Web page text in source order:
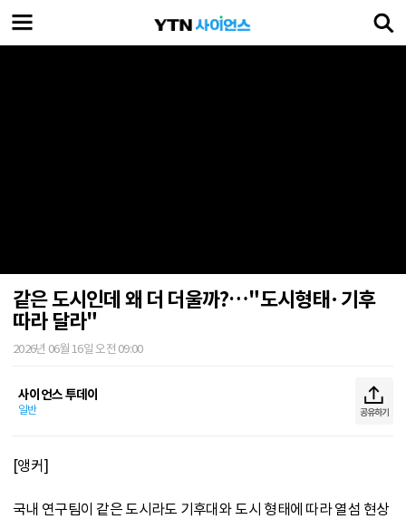
같은 도시인데 왜 더 더울까?…"도시형태·기후
따라 달라"
2026년 06월 16일 오전 09:00
사이언스 투데이
일반 공유하기
[앵커]
국내 연구팀이 같은 도시라도 기후대와 도시 형태에 따라 열섬 현상